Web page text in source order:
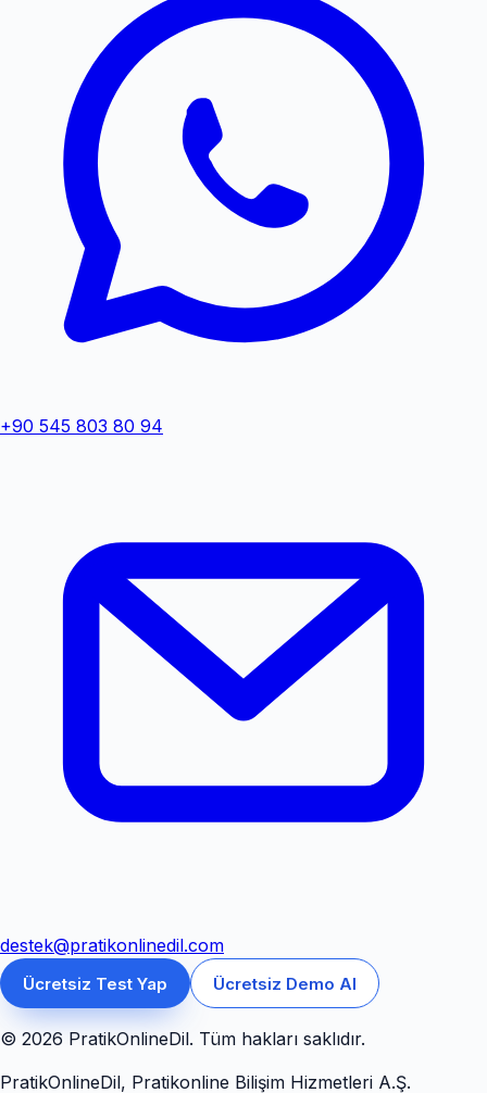
+90 545 803 80 94
destek@pratikonlinedil.com
Ücretsiz Test Yap Ücretsiz Demo Al
© 2026 PratikOnlineDil. Tüm hakları saklıdır.
PratikOnlineDil, Pratikonline Bilişim Hizmetleri A.Ş.